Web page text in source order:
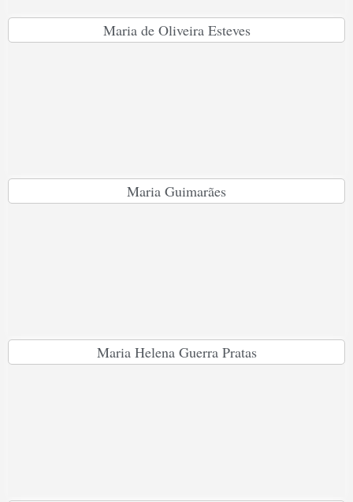
Maria de Oliveira Esteves
Maria Guimarães
Maria Helena Guerra Pratas